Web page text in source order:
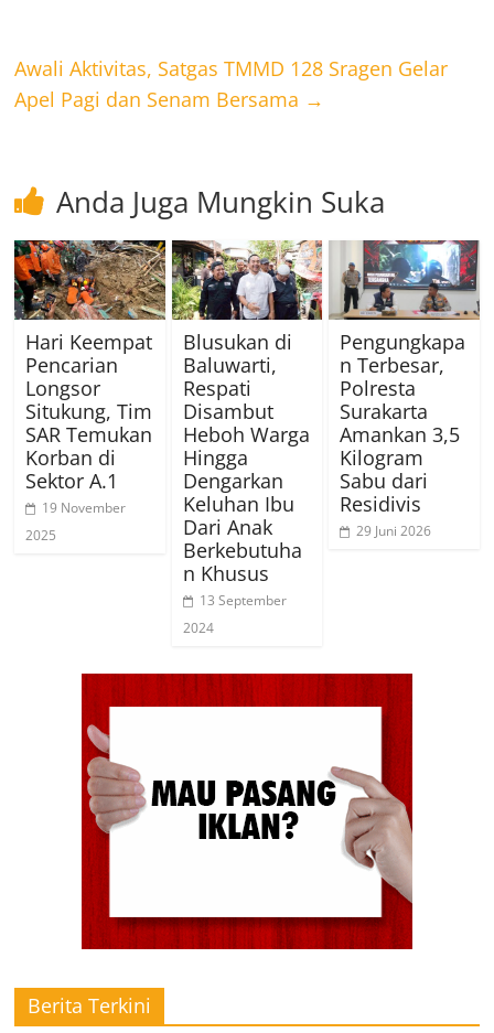
Awali Aktivitas, Satgas TMMD 128 Sragen Gelar
Apel Pagi dan Senam Bersama →
Anda Juga Mungkin Suka
Hari Keempat
Pencarian
Longsor
Situkung, Tim
SAR Temukan
Korban di
Sektor A.1
19 November
2025
Blusukan di
Baluwarti,
Respati
Disambut
Heboh Warga
Hingga
Dengarkan
Keluhan Ibu
Dari Anak
Berkebutuha
n Khusus
13 September
2024
Pengungkapa
n Terbesar,
Polresta
Surakarta
Amankan 3,5
Kilogram
Sabu dari
Residivis
29 Juni 2026
Berita Terkini